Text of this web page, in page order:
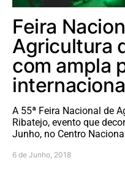
Feira
Agricultura
com ampla
A 55ª Feira Nacional de
Ribatejo, evento que
Junho, no Centro
6 de Junho, 2018